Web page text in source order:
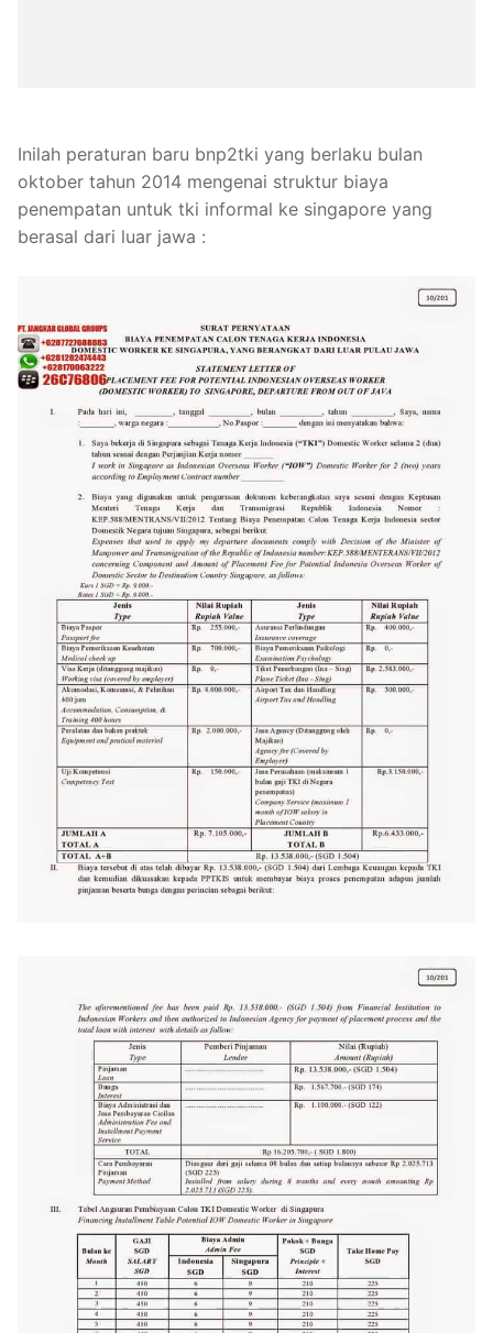
Inilah peraturan baru bnp2tki yang berlaku bulan
oktober tahun 2014 mengenai struktur biaya
penempatan untuk tki informal ke singapore yang
berasal dari luar jawa :